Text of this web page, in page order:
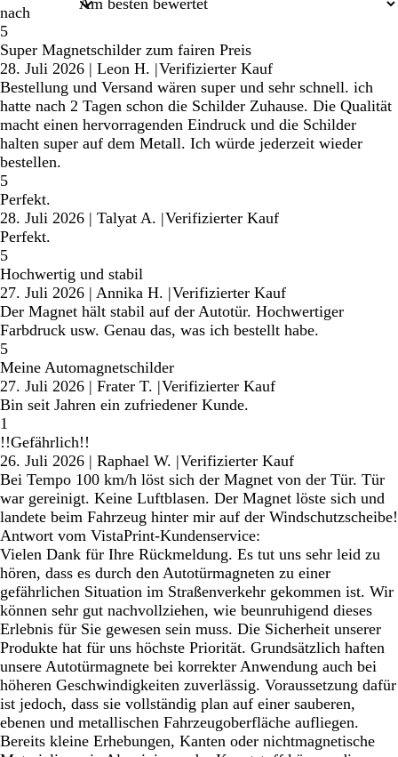
nach
5
Super Magnetschilder zum fairen Preis
28. Juli 2026 | Leon H. |Verifizierter Kauf
Bestellung und Versand wären super und sehr schnell. ich
hatte nach 2 Tagen schon die Schilder Zuhause. Die Qualität
macht einen hervorragenden Eindruck und die Schilder
halten super auf dem Metall. Ich würde jederzeit wieder
bestellen.
5
Perfekt.
28. Juli 2026 | Talyat A. |Verifizierter Kauf
Perfekt.
5
Hochwertig und stabil
27. Juli 2026 | Annika H. |Verifizierter Kauf
Der Magnet hält stabil auf der Autotür. Hochwertiger
Farbdruck usw. Genau das, was ich bestellt habe.
5
Meine Automagnetschilder
27. Juli 2026 | Frater T. |Verifizierter Kauf
Bin seit Jahren ein zufriedener Kunde.
1
!!Gefährlich!!
26. Juli 2026 | Raphael W. |Verifizierter Kauf
Bei Tempo 100 km/h löst sich der Magnet von der Tür. Tür
war gereinigt. Keine Luftblasen. Der Magnet löste sich und
landete beim Fahrzeug hinter mir auf der Windschutzscheibe!
Antwort vom VistaPrint-Kundenservice:
Vielen Dank für Ihre Rückmeldung. Es tut uns sehr leid zu
hören, dass es durch den Autotürmagneten zu einer
gefährlichen Situation im Straßenverkehr gekommen ist. Wir
können sehr gut nachvollziehen, wie beunruhigend dieses
Erlebnis für Sie gewesen sein muss. Die Sicherheit unserer
Produkte hat für uns höchste Priorität. Grundsätzlich haften
unsere Autotürmagnete bei korrekter Anwendung auch bei
höheren Geschwindigkeiten zuverlässig. Voraussetzung dafür
ist jedoch, dass sie vollständig plan auf einer sauberen,
ebenen und metallischen Fahrzeugoberfläche aufliegen.
Bereits kleine Erhebungen, Kanten oder nichtmagnetische